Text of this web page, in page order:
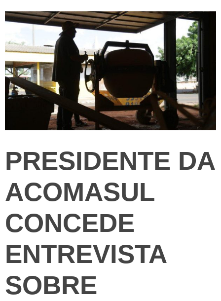
PRESIDENTE DA
ACOMASUL
CONCEDE
ENTREVISTA
SOBRE